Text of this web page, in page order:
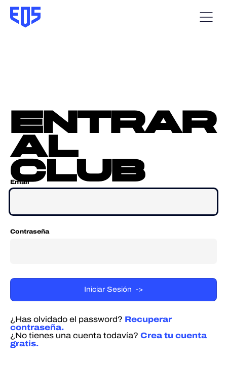
entrar
al
club
Email
Contraseña
¿Has olvidado el password? Recuperar
contraseña.
¿No tienes una cuenta todavía? Crea tu cuenta
gratis.